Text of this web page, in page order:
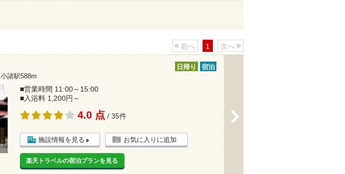
前へ 1 次へ
小諸駅588m
日帰り 宿泊
■営業時間 11:00～15:00
■入浴料 1,200円～
4.0 点 / 35件
施設情報を見る お気に入りに追加
楽天トラベルの宿泊プランを見る